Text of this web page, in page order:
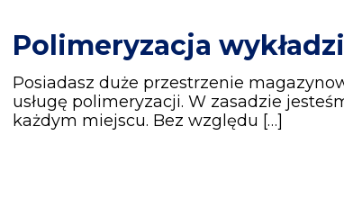
Polimeryzacja
Posiadasz duże przestrzenie
usługę polimeryzacji. W zasadzie
każdym miejscu. Bez względu […]